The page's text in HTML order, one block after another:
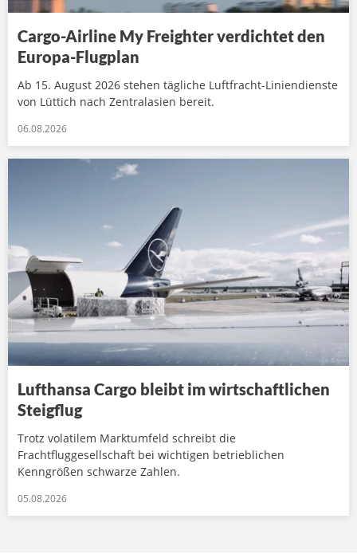
Cargo-Airline My Freighter verdichtet den
Europa-Flugplan
Ab 15. August 2026 stehen tägliche Luftfracht-Liniendienste
von Lüttich nach Zentralasien bereit.
06.08.2026
Lufthansa Cargo bleibt im wirtschaftlichen
Steigflug
Trotz volatilem Marktumfeld schreibt die
Frachtfluggesellschaft bei wichtigen betrieblichen
Kenngrößen schwarze Zahlen.
05.08.2026